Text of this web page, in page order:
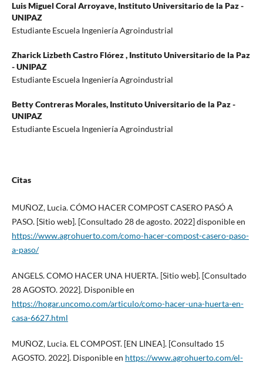
Luis Miguel Coral Arroyave, Instituto Universitario de la Paz -
UNIPAZ
Estudiante Escuela Ingeniería Agroindustrial
Zharick Lizbeth Castro Flórez , Instituto Universitario de la Paz
- UNIPAZ
Estudiante Escuela Ingeniería Agroindustrial
Betty Contreras Morales, Instituto Universitario de la Paz -
UNIPAZ
Estudiante Escuela Ingeniería Agroindustrial
Citas
MUÑOZ, Lucia. CÓMO HACER COMPOST CASERO PASÓ A
PASO. [Sitio web]. [Consultado 28 de agosto. 2022] disponible en
https://www.agrohuerto.com/como-hacer-compost-casero-paso-
a-paso/
ANGELS. COMO HACER UNA HUERTA. [Sitio web]. [Consultado
28 AGOSTO. 2022]. Disponible en
https://hogar.uncomo.com/articulo/como-hacer-una-huerta-en-
casa-6627.html
MUÑOZ, Lucia. EL COMPOST. [EN LINEA]. [Consultado 15
AGOSTO. 2022]. Disponible en https://www.agrohuerto.com/el-